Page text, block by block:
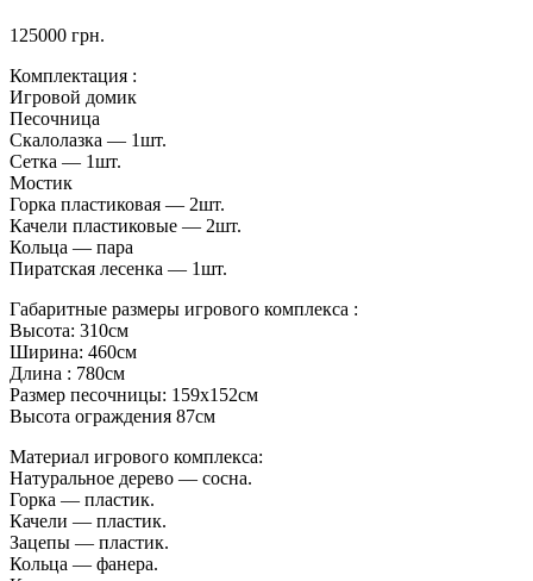
125000 грн.
Комплектация :
Игровой домик
Песочница
Скалолазка — 1шт.
Сетка — 1шт.
Мостик
Горка пластиковая — 2шт.
Качели пластиковые — 2шт.
Кольца — пара
Пиратская лесенка — 1шт.
Габаритные размеры игрового комплекса :
Высота: 310см
Ширина: 460см
Длина : 780см
Размер песочницы: 159х152см
Высота ограждения 87см
Материал игрового комплекса:
Натуральное дерево — сосна.
Горка — пластик.
Качели — пластик.
Зацепы — пластик.
Кольца — фанера.